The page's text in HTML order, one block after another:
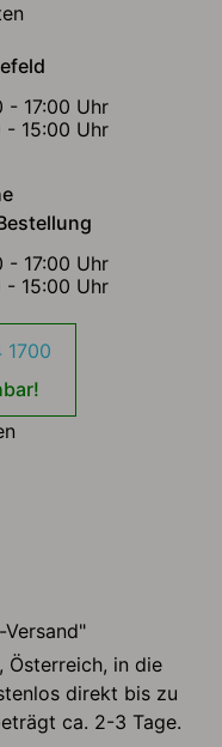
- 17:00 Uhr
- 15:00 Uhr
- 17:00 Uhr
- 15:00 Uhr
1700
Österreich, in die
direkt bis zu
ca. 2-3 Tage.